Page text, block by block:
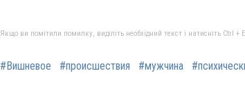
Якщо ви помітили помилку, виділіть необхідний текст і натисніть Ctrl
#Вишневое #происшествия #мужчина